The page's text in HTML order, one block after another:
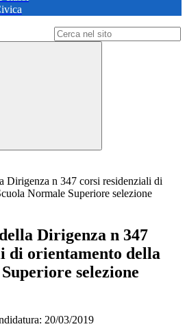
Dirigenza n 347 corsi residenziali di
Normale Superiore selezione
Dirigenza n 347
di orientamento della
selezione
20/03/2019